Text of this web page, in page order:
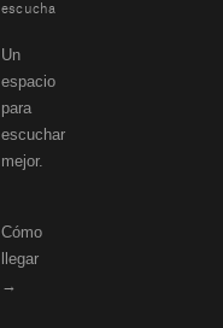
escucha
Un
espacio
para
escuchar
mejor.
Cómo
llegar
→